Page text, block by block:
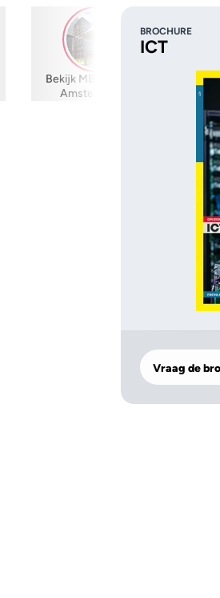
Bekijk MBO College
Amstelland 👀
BROCHURE
ICT
Vraag de